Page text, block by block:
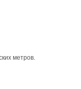
метров.